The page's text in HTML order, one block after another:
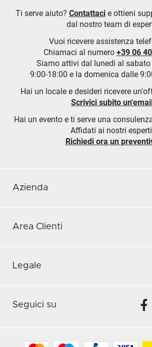
Ti serve aiuto? Contattacie ottieni
dal nostro team di
Vuoi ricevere assistenza
Chiamaci al numero +39 06
Siamo attivi dal lunedì al
9:00-18:00 e la domenica dalle
Hai un locale e desideri ricevere
Scrivici subito
Hai un evento e ti serve una
Affidati ai nostri
Richiedi ora un
Azienda
Area Clienti
Legale
Seguici su